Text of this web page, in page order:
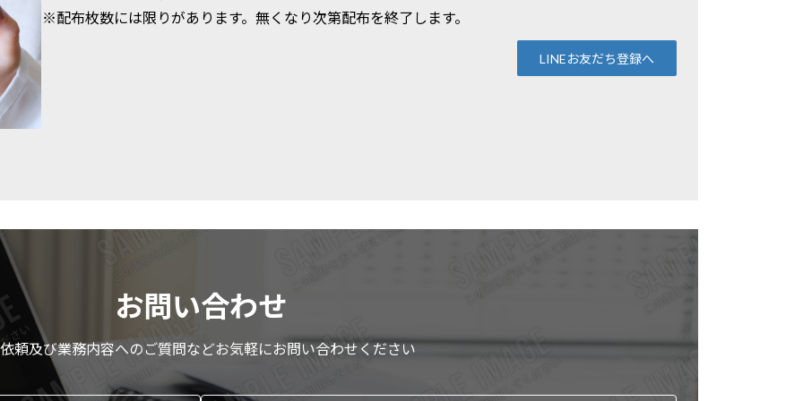
※配布枚数には限りがあります。無くなり次第配布を終了します。
LINEお友だち登録へ
お問い合わせ
頼及び業務内容へのご質問などお気軽にお問い合わせください